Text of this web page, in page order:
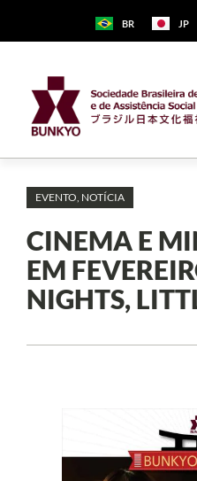
BR JP
EVENTO NOTÍCIA
CINEMA E
EM
NIGHTS,